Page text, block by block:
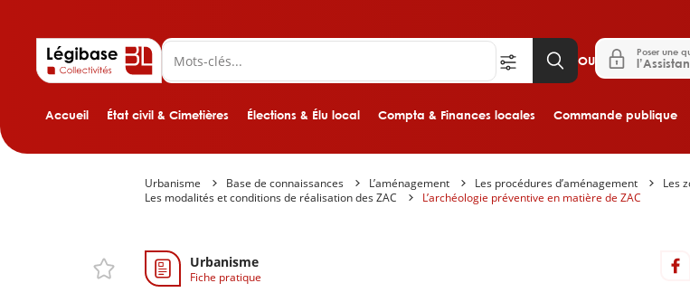
Aller au
Accueil État civil & Cimetières Élections & Élu local Compta & Finances locales Commande publique
OU
Poser une
Urbanisme Base de connaissances L’aménagement Les procédures d’aménagement
Les
Les modalités et conditions de réalisation des ZAC
L’archéologie préventive en matière de ZAC
Urbanisme
Fiche pratique